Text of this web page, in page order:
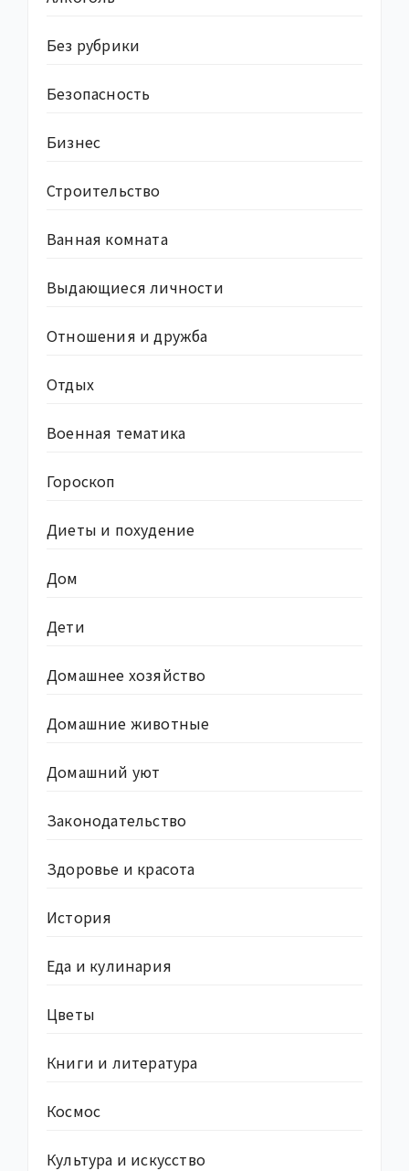
Без рубрики
Безопасность
Бизнес
Строительство
Ванная комната
Выдающиеся личности
Отношения и дружба
Отдых
Военная тематика
Гороскоп
Диеты и похудение
Дом
Дети
Домашнее хозяйство
Домашние животные
Домашний уют
Законодательство
Здоровье и красота
История
Еда и кулинария
Цветы
Книги и литература
Космос
Культура и искусство